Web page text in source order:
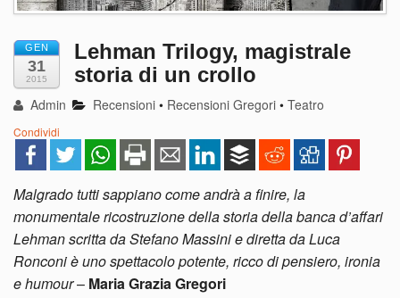
GEN
31
2015
Lehman Trilogy, magistrale
storia di un crollo
Admin Recensioni • Recensioni Gregori •Teatro
Condividi
Malgrado tutti sappiano come andrà a finire, la
monumentale ricostruzione della storia della banca d’affari
Lehman scritta da Stefano Massini e diretta da Luca
Ronconi è uno spettacolo potente, ricco di pensiero, ironia
e humour– Maria Grazia Gregori